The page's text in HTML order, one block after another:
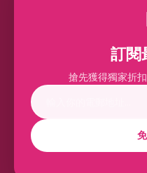
訂閱
搶先獲得獨家折